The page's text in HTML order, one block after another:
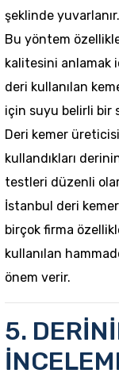
şeklinde yuvarlanır.
Bu yöntem
kalitesini anlamak
deri kullanılan
için suyu belirli bir
Deri kemer üreticisi
kullandıkları
testleri düzenli
İstanbul deri
birçok firma
kullanılan
önem verir.
5.